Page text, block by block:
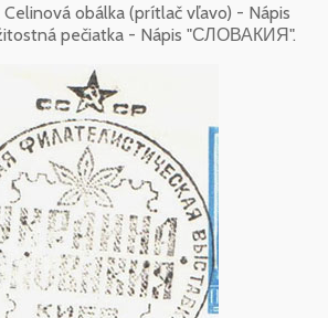
obálka (prítlač vľavo) - Nápis
pečiatka - Nápis "СЛОВАКИЯ".